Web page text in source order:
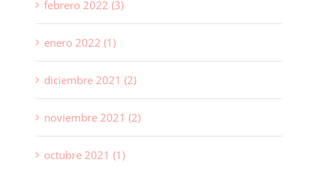
febrero 2022 (3)
enero 2022 (1)
diciembre 2021 (2)
noviembre 2021 (2)
octubre 2021 (1)